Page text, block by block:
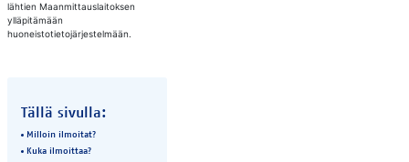
lähtien Maanmittauslaitoksen
ylläpitämään
huoneistotietojärjestelmään.
Tällä sivulla:
Milloin ilmoitat?
Kuka ilmoittaa?